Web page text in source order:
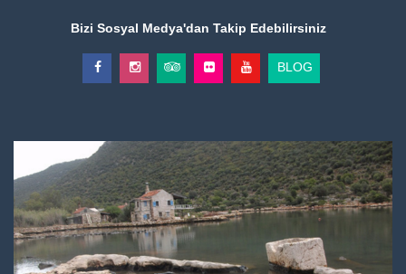
Bizi Sosyal Medya'dan Takip Edebilirsiniz
BLOG